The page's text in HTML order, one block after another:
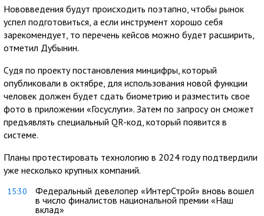
Нововведения будут происходить поэтапно, чтобы рынок
успел подготовиться, а если инструмент хорошо себя
зарекомендует, то перечень кейсов можно будет расширить,
отметил Дубынин.
Судя по проекту постановления минцифры, который
опубликовали в октябре, для использования новой функции
человек должен будет сдать биометрию и разместить свое
фото в приложении «Госуслуги». Затем по запросу он сможет
предъявлять специальный QR-код, который появится в
системе.
Планы протестировать технологию в 2024 году подтвердили
уже несколько крупных компаний.
15:30
Федеральный девелопер «ИнтерСтрой» вновь вошел
в число финалистов национальной премии «Наш
вклад»